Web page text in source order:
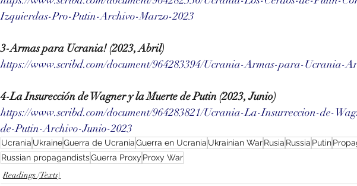
Izquierdas-Pro-Putin-Archivo-Marzo-2023
3-Armas para Ucrania! (2023, Abril)
https://www.scribd.com/document/964283394/Ucrania-Armas-para-Ucrania-
4-La Insurección de Wagner y la Muerte de Putin (2023, Junio)
https://www.scribd.com/document/964283821/Ucrania-La-Insurreccion-de-
de-Putin-Archivo-Junio-2023
Ucrania UkraineGuerra de UcraniaGuerra en Ucrania Ukrainian WarRusia Russia Putin
Russian propagandistsGuerra Proxy Proxy War
Readings (Texts)